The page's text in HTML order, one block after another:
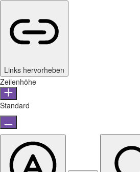
Links hervorheben
Zeilenhöhe
Standard